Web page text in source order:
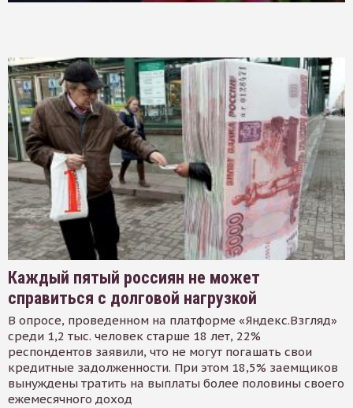
Каждый пятый россиян не может
справиться с долговой нагрузкой
В опросе, проведенном на платформе «Яндекс.Взгляд»
среди 1,2 тыс. человек старше 18 лет, 22%
респондентов заявили, что не могут погашать свои
кредитные задолженности. При этом 18,5% заемщиков
вынуждены тратить на выплаты более половины своего
ежемесячного доход